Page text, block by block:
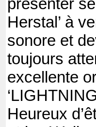
présenter
Herstal’ à
sonore et
toujours
excellente
Heureux